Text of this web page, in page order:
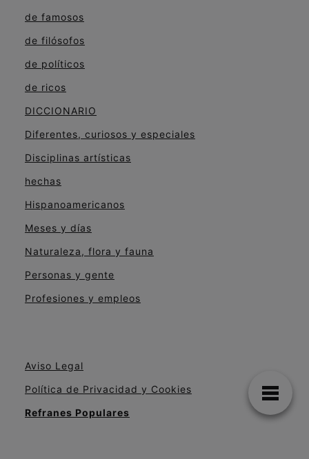
de famosos
de filósofos
de políticos
de ricos
DICCIONARIO
Diferentes, curiosos y especiales
Disciplinas artísticas
hechas
Hispanoamericanos
Meses y días
Naturaleza, flora y fauna
Personas y gente
Profesiones y empleos
Aviso Legal
Política de Privacidad y Cookies
Refranes Populares